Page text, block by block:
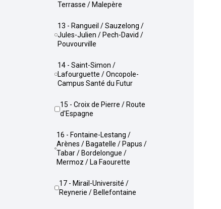
Terrasse / Malepère
13 - Rangueil / Sauzelong /
Jules-Julien / Pech-David /
Pouvourville
14 - Saint-Simon /
Lafourguette / Oncopole-
Campus Santé du Futur
15 - Croix de Pierre / Route
d'Espagne
16 - Fontaine-Lestang /
Arènes / Bagatelle / Papus /
Tabar / Bordelongue /
Mermoz / La Faourette
17 - Mirail-Université /
Reynerie / Bellefontaine